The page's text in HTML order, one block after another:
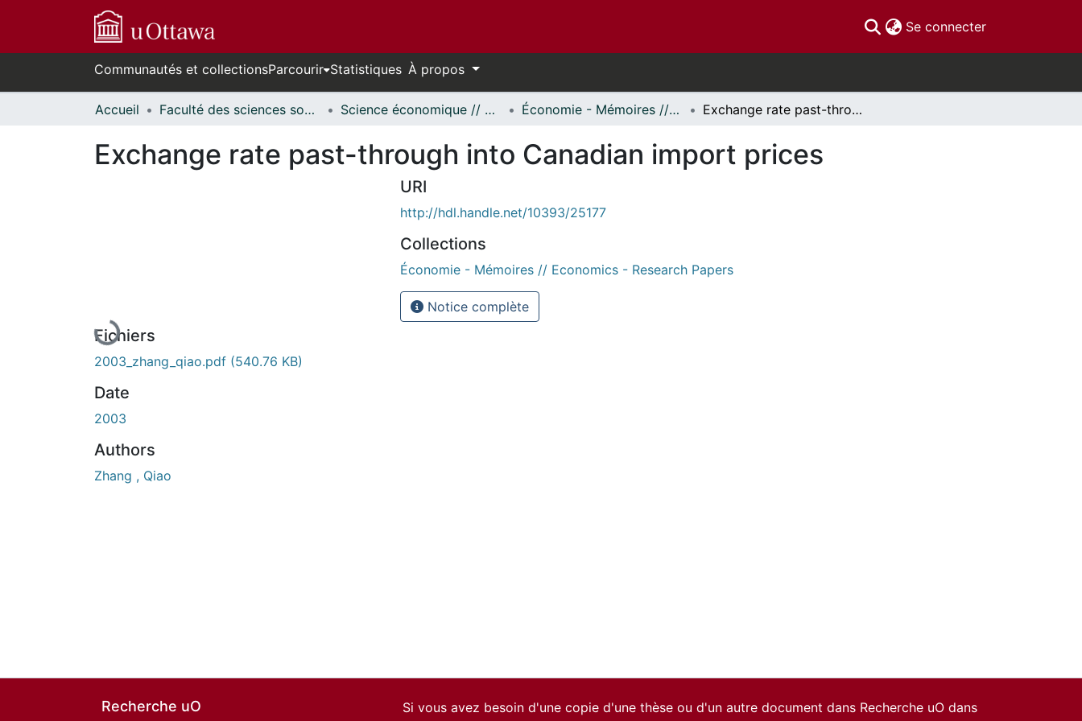
Se connecter(current)
Communautés et collectionsParcourir Statistiques À propos
Accueil Faculté des sciences sociales // Faculty of Social Sciences Science économique // Economics Économie - Mémoires // Economics - Research Papers Exchange rate past-through into Canadian import prices
Exchange rate past-through into Canadian import prices
En cours de chargement...
Fichiers
2003_zhang_qiao.pdf (540.76 KB)
Date
2003
Authors
Zhang , Qiao
URI
http://hdl.handle.net/10393/25177
Collections
Économie - Mémoires // Economics - Research Papers
Notice complète
Recherche uO
Si vous avez besoin d'une copie d'une thèse ou d'un autre document dans Recherche uO dans